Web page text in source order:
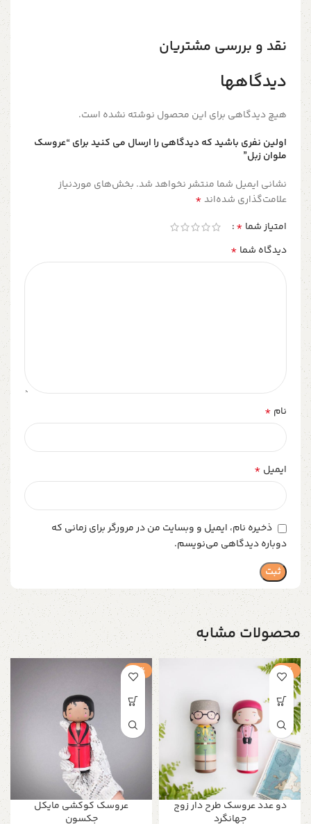
نقد و بررسی مشتریان
دیدگاهها
هیچ دیدگاهی برای این محصول نوشته نشده است.
اولین نفری باشید که دیدگاهی را ارسال می کنید برای “عروسک
ملوان زبل”
نشانی ایمیل شما منتشر نخواهد شد. بخش‌های موردنیاز
علامت‌گذاری شده‌اند*
امتیاز شما *
دیدگاه شما *
نام *
ایمیل *
ذخیره نام، ایمیل و وبسایت من در مرورگر برای زمانی که
دوباره دیدگاهی می‌نویسم.
محصولات مشابه
-1%
دو عدد عروسک طرح دار زوج
جهانگرد
-3%
عروسک کوکشی مایکل
جکسون